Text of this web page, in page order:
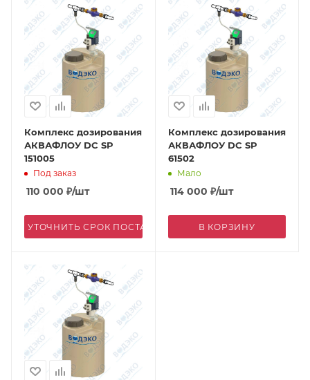
Комплекс дозирования
АКВАФЛОУ DC SP
151005
Под заказ
110 000 ₽/шт
УТОЧНИТЬ СРОК ПОСТАВКИ
Комплекс дозирования
АКВАФЛОУ DC SP
61502
Мало
114 000 ₽/шт
В КОРЗИНУ